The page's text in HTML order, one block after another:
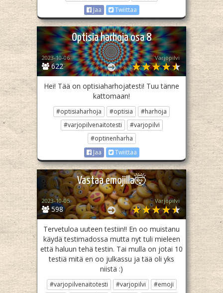
Jaa
Twiittaa
Optisia harhoja osa 8
622
2023-10-06 Varjopilvi
Hei! Tää on optisiaharhojatesti! Tuu tänne
kattomaan!
#optisiaharhoja #optisia
#harhoja
#varjopilvenaitotesti
#varjopilvi
#optinenharha
Jaa
Twiittaa
Vastaa emojilla🤯
598
2023-10-05 Varjopilvi
Tervetuloa uuteen testiin!! En oo muistanu
käydä testimadossa mutta nyt tuli mieleen
että haluun tehä testin. Tai mulla on jotai 10
testiä mitä en oo julkassu ja tää oli yks
niistä :)
#varjopilvenaitotesti #varjopilvi
#emoji